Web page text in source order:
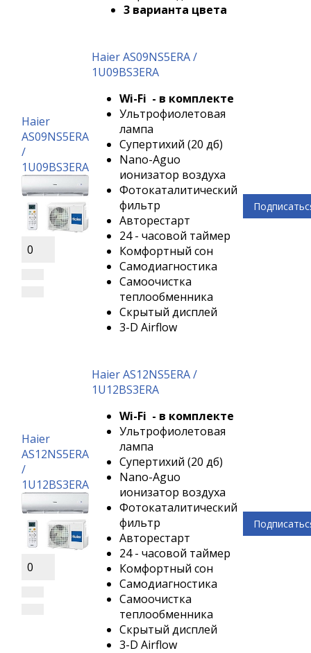
3 варианта цвета
Haier
AS09NS5ERA
/
1U09BS3ERA
0
Haier AS09NS5ERA /
1U09BS3ERA
Wi-Fi - в комплекте
Ультрофиолетовая
лампа
Супертихий (20 дб)
Nano-Aguo
ионизатор воздуха
Фотокаталитический
фильтр
Авторестарт
24 - часовой таймер
Комфортный сон
Самодиагностика
Самоочистка
теплообменника
Скрытый дисплей
3-D Airflow
Haier
AS12NS5ERA
/
1U12BS3ERA
0
Haier AS12NS5ERA /
1U12BS3ERA
Wi-Fi - в комплекте
Ультрофиолетовая
лампа
Супертихий (20 дб)
Nano-Aguo
ионизатор воздуха
Фотокаталитический
фильтр
Авторестарт
24 - часовой таймер
Комфортный сон
Самодиагностика
Самоочистка
теплообменника
Скрытый дисплей
3-D Airflow